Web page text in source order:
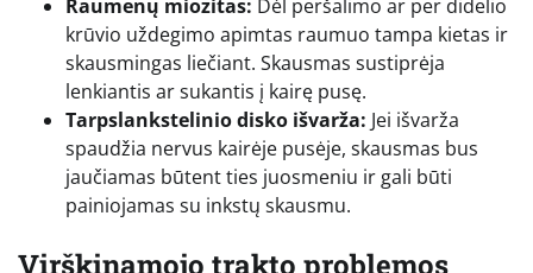
Raumenų miozitas: Dėl peršalimo ar per didelio
krūvio uždegimo apimtas raumuo tampa kietas ir
skausmingas liečiant. Skausmas sustiprėja
lenkiantis ar sukantis į kairę pusę.
Tarpslankstelinio disko išvarža: Jei išvarža
spaudžia nervus kairėje pusėje, skausmas bus
jaučiamas būtent ties juosmeniu ir gali būti
painiojamas su inkstų skausmu.
Virškinamojo trakto problemos